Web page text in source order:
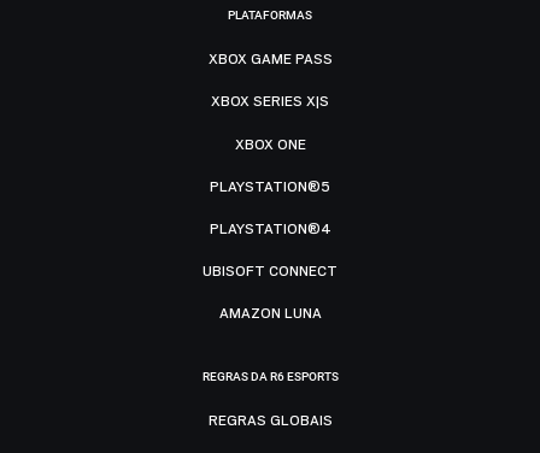
PLATAFORMAS
XBOX GAME PASS
XBOX SERIES X|S
XBOX ONE
PLAYSTATION®5
PLAYSTATION®4
UBISOFT CONNECT
AMAZON LUNA
REGRAS DA R6 ESPORTS
REGRAS GLOBAIS